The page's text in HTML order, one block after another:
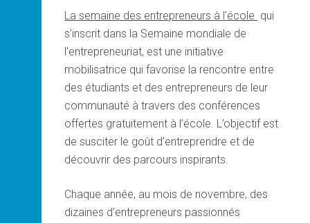
La semaine des entrepreneurs à l’école qui
s’inscrit dans la Semaine mondiale de
l’entrepreneuriat, est une initiative
mobilisatrice qui favorise la rencontre entre
des étudiants et des entrepreneurs de leur
communauté à travers des conférences
offertes gratuitement à l’école. L’objectif est
de susciter le goût d’entreprendre et de
découvrir des parcours inspirants.
Chaque année, au mois de novembre, des
dizaines d’entrepreneurs passionnés